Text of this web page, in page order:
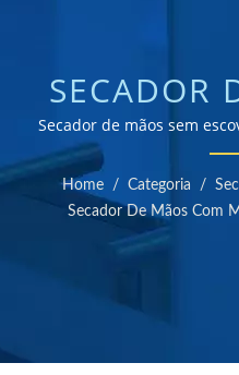
SECADOR
ALTA
PLUG-IN |
DE
Secador de mãos sem
/ Fabricante de secadores
sabonete
Home / Categoria /
Secador De Mãos Com